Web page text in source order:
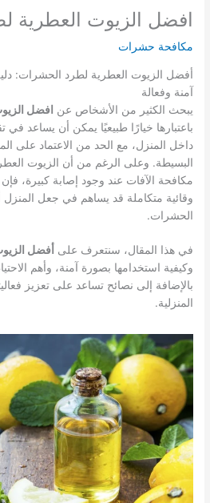
افضل الزيوت العطرية
مكافحة حشرات
أفضل الزيوت العطرية لطرد الحشرات:
آمنة وفعالة
يبحث الكثير من الأشخاص عن افضل
باعتبارها خيارًا طبيعيًا يمكن أن يساعد
داخل المنزل، مع الحد من الاعتماد على
البسيطة. وعلى الرغم من أن الزيوت
مكافحة الآفات عند وجود إصابة كبيرة،
وقائية متكاملة قد يساهم في جعل المنزل
الحشرات.
في هذا المقال، سنتعرف على أفضل
وكيفية استخدامها بصورة آمنة، وأهم
بالإضافة إلى نصائح تساعد على تعزيز
المنزلية.